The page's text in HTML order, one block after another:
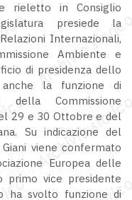
rieletto in Consiglio
presiede la
Internazionali,
Ambiente e
di presidenza dello
anche la funzione di
della Commissione
29 e 30 Ottobre e del
Su indicazione del
viene confermato
Europea delle
primo vice presidente
ha svolto funzione di